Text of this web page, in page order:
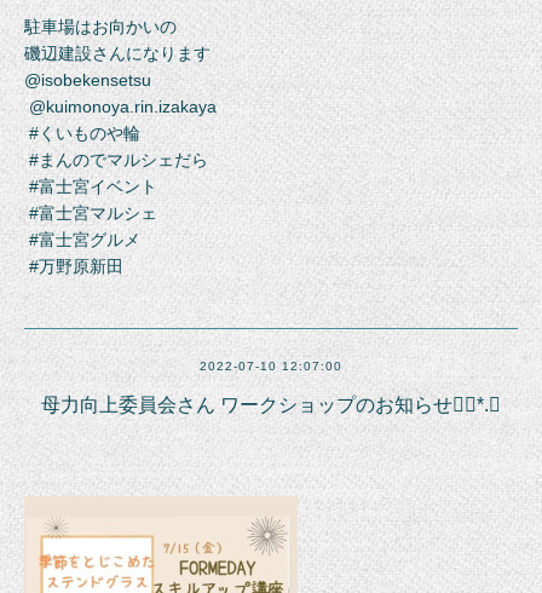
駐車場はお向かいの
磯辺建設さんになります
@isobekensetsu
@kuimonoya.rin.izakaya
#くいものや輪
#まんのでマルシェだら
#富士宮イベント
#富士宮マルシェ
#富士宮グルメ
#万野原新田
2022-07-10 12:07:00
母力向上委員会さん ワークショップのお知らせ❁⃘*.ﾟ